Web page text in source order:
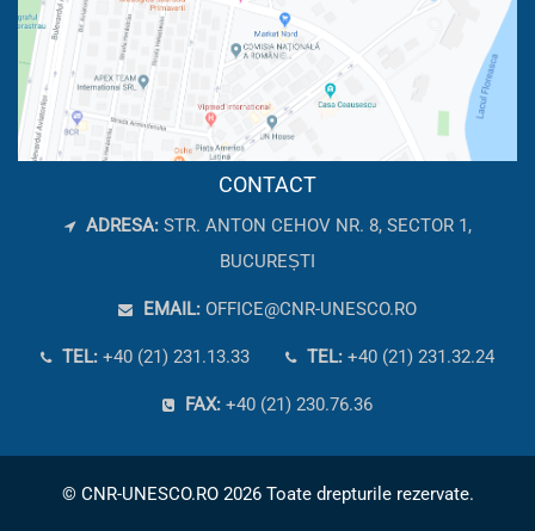
CONTACT
ADRESA: STR. ANTON CEHOV NR. 8, SECTOR 1,
BUCUREȘTI
EMAIL: OFFICE@CNR-UNESCO.RO
TEL: +40 (21) 231.13.33 TEL: +40 (21) 231.32.24
FAX: +40 (21) 230.76.36
© CNR-UNESCO.RO 2026 Toate drepturile rezervate.